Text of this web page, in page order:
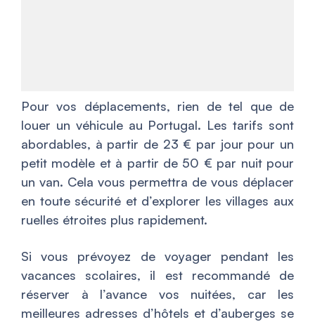
Pour vos déplacements, rien de tel que de
louer un véhicule au Portugal. Les tarifs sont
abordables, à partir de 23 € par jour pour un
petit modèle et à partir de 50 € par nuit pour
un van. Cela vous permettra de vous déplacer
en toute sécurité et d’explorer les villages aux
ruelles étroites plus rapidement.
Si vous prévoyez de voyager pendant les
vacances scolaires, il est recommandé de
réserver à l’avance vos nuitées, car les
meilleures adresses d’hôtels et d’auberges se